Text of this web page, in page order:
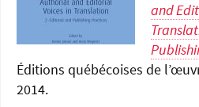
and
Éditions québécoises de
2014.